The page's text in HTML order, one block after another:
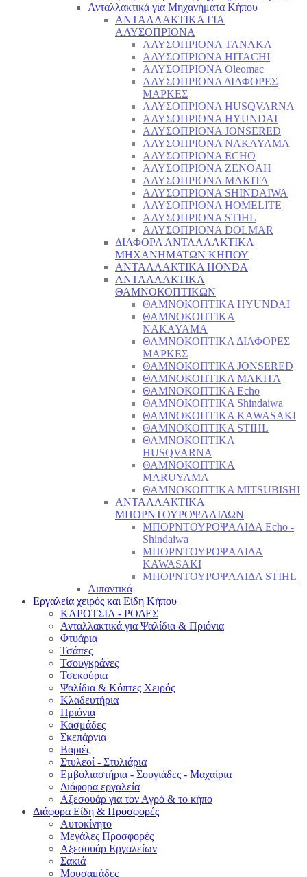
Ανταλλακτικά για Μηχανήματα Κήπου
ΑΝΤΑΛΛΑΚΤΙΚΑ ΓΙΑ
ΑΛΥΣΟΠΡΙΟΝΑ
ΑΛΥΣΟΠΡΙΟΝΑ TANAKA
ΑΛΥΣΟΠΡΙΟΝΑ HITACHI
ΑΛΥΣΟΠΡΙΟΝΑ Oleomac
ΑΛΥΣΟΠΡΙΟΝΑ ΔΙΑΦΟΡΕΣ
ΜΑΡΚΕΣ
ΑΛΥΣΟΠΡΙΟΝΑ HUSQVARNA
ΑΛΥΣΟΠΡΙΟΝΑ HYUNDAI
ΑΛΥΣΟΠΡΙΟΝΑ JONSERED
ΑΛΥΣΟΠΡΙΟΝΑ NAKAYAMA
ΑΛΥΣΟΠΡΙΟΝΑ ECHO
ΑΛΥΣΟΠΡΙΟΝΑ ZENOAH
ΑΛΥΣΟΠΡΙΟΝΑ MAKITA
ΑΛΥΣΟΠΡΙΟΝΑ SHINDAIWA
ΑΛΥΣΟΠΡΙΟΝΑ HOMELITE
ΑΛΥΣΟΠΡΙΟΝΑ STIHL
ΑΛΥΣΟΠΡΙΟΝΑ DOLMAR
ΔΙΑΦΟΡΑ ΑΝΤΑΛΛΑΚΤΙΚΑ
ΜΗΧΑΝΗΜΑΤΩΝ ΚΗΠΟΥ
ΑΝΤΑΛΛΑΚΤΙΚΑ HONDA
ΑΝΤΑΛΛΑΚΤΙΚΑ
ΘΑΜΝΟΚΟΠΤΙΚΩΝ
ΘΑΜΝΟΚΟΠΤΙΚΑ HYUNDAI
ΘΑΜΝΟΚΟΠΤΙΚΑ
NAKAYAMA
ΘΑΜΝΟΚΟΠΤΙΚΑ ΔΙΑΦΟΡΕΣ
ΜΑΡΚΕΣ
ΘΑΜΝΟΚΟΠΤΙΚΑ JONSERED
ΘΑΜΝΟΚΟΠΤΙΚΑ MAKITA
ΘΑΜΝΟΚΟΠΤΙΚΑ Echo
ΘΑΜΝΟΚΟΠΤΙΚΑ Shindaiwa
ΘΑΜΝΟΚΟΠΤΙΚΑ KAWASAKI
ΘΑΜΝΟΚΟΠΤΙΚΑ STIHL
ΘΑΜΝΟΚΟΠΤΙΚΑ
HUSQVARNA
ΘΑΜΝΟΚΟΠΤΙΚΑ
MARUYAMA
ΘΑΜΝΟΚΟΠΤΙΚΑ MITSUBISHI
ΑΝΤΑΛΛΑΚΤΙΚΑ
ΜΠΟΡΝΤΟΥΡΟΨΑΛΙΔΩΝ
ΜΠΟΡΝΤΟΥΡΟΨΑΛΙΔΑ Echo -
Shindaiwa
ΜΠΟΡΝΤΟΥΡΟΨΑΛΙΔΑ
KAWASAKI
ΜΠΟΡΝΤΟΥΡΟΨΑΛΙΔΑ STIHL
Λιπαντικά
Εργαλεία χειρός και Είδη Κήπου
ΚΑΡΟΤΣΙΑ - ΡΟΔΕΣ
Ανταλλακτικά για Ψαλίδια & Πριόνια
Φτυάρια
Τσάπες
Τσουγκράνες
Τσεκούρια
Ψαλίδια & Κόπτες Χειρός
Κλαδευτήρια
Πριόνια
Κασμάδες
Σκεπάρνια
Βαριές
Στυλεοί - Στυλιάρια
Εμβολιαστήρια - Σουγιάδες - Μαχαίρια
Διάφορα εργαλεία
Αξεσουάρ για τον Αγρό & το κήπο
Διάφορα Είδη & Προσφορές
Αυτοκίνητο
Μεγάλες Προσφορές
Αξεσουάρ Εργαλείων
Σακιά
Μουσαμάδες